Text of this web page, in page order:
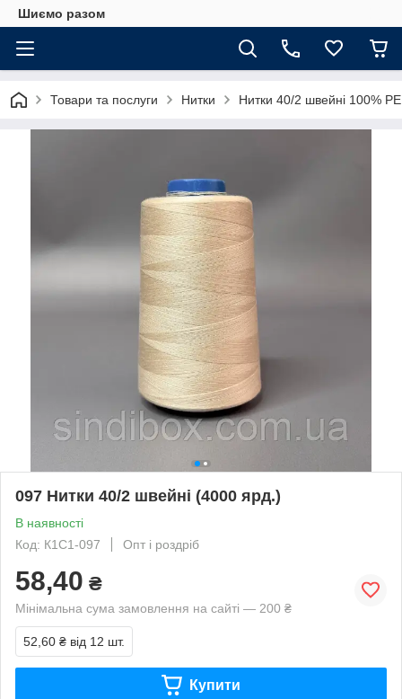
Шиємо разом
Товари та послуги Нитки Нитки 40/2 швейні 100% PE
097 Нитки 40/2 швейні (4000 ярд.)
В наявності
Код: К1С1-097
Опт і роздріб
58,40 ₴
Мінімальна сума замовлення на сайті — 200 ₴
52,60 ₴ від 12 шт.
Купити